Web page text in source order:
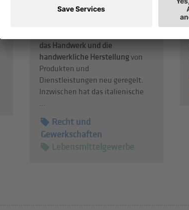
34/2026 wurden die
das Handwerk und die
handwerkliche Herstellungvon
Produkten und
Dienstleistungen neu geregelt.
Inzwischen hat das italienische
...
Recht und
Gewerkschaften
Lebensmittelgewerbe